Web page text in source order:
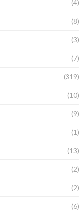
(4)
(8)
(3)
(7)
(319)
(10)
(9)
(1)
(13)
(2)
(2)
(6)